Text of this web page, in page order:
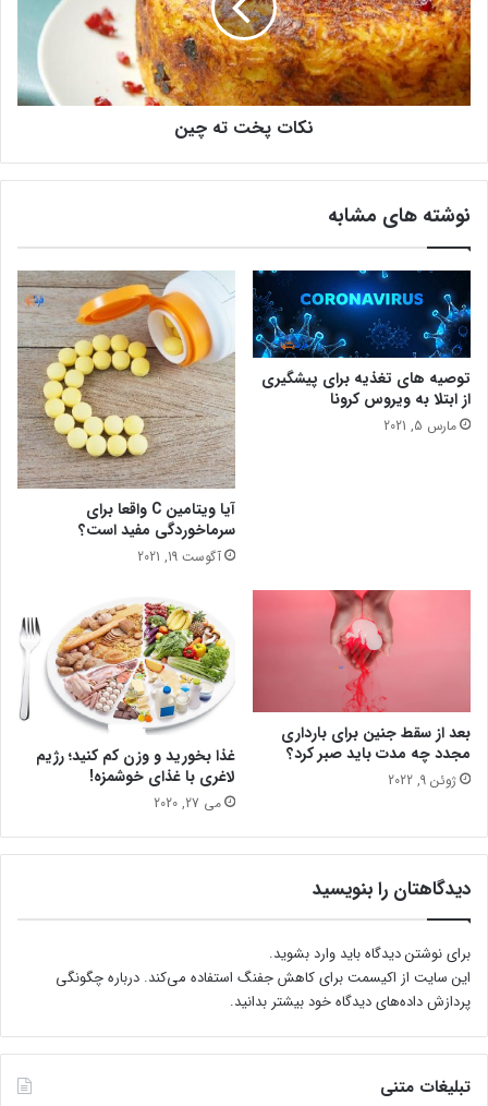
م
ر
د
م
د
ا
پ
خ
ت
ت
ه
نکات پخت ته چین
نوشته های مشابه
توصیه های تغذیه برای پیشگیری
از ابتلا به ویروس کرونا
مارس 5, 2021
آیا ویتامین C واقعا برای
سرماخوردگی مفید است؟
آگوست 19, 2021
بعد از سقط جنین برای بارداری
مجدد چه مدت باید صبر کرد؟
ژوئن 9, 2022
غذا بخورید و وزن کم کنید؛ رژیم
لاغری با غذای خوشمزه!
می 27, 2020
دیدگاهتان را بنویسید
برای نوشتن دیدگاه باید وارد بشوید.
این سایت از اکیسمت برای کاهش جفنگ استفاده می‌کند. درباره چگونگی
پردازش داده‌های دیدگاه خود بیشتر بدانید.
تبلیغات متنی